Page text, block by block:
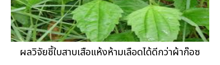
ผลวิจัยชี้ใบสาบเสือแห้งห้ามเลือดได้ดีกว่าผ้าก๊อซ